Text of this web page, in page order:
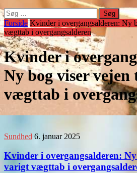
Søg
efter:
Forside Kvinder i overgangsalderen: Ny
vægttab i overgangsalderen
Kvinder i
Ny bog viser
vægttab i
Sundhed 6. januar 2025
Kvinder i overgangsalderen:
varigt vægttab i